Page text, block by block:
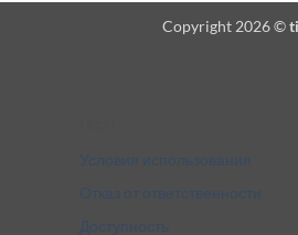
Copyright 2026 ©
Условия использования
Отказ от ответственности
Доступность